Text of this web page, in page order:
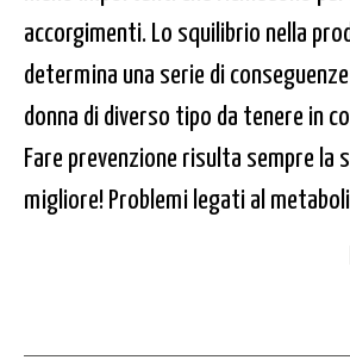
accorgimenti. Lo squilibrio nella
determina una serie di
donna di diverso tipo da tenere in
Fare prevenzione risulta sempre la
migliore! Problemi legati al